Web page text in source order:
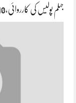
جہلم پولیس کی کارروائی،10 سالہ بچے کو جنسی زیادتی کا نشانہ بنانے والا ملزم…